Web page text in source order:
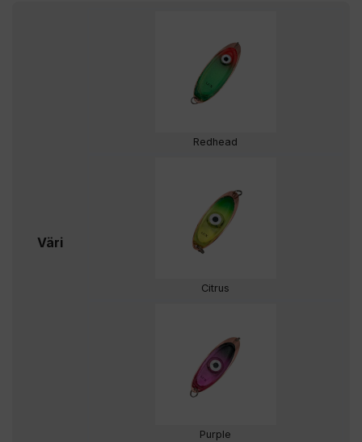
Väri
Redhead
Citrus
Purple